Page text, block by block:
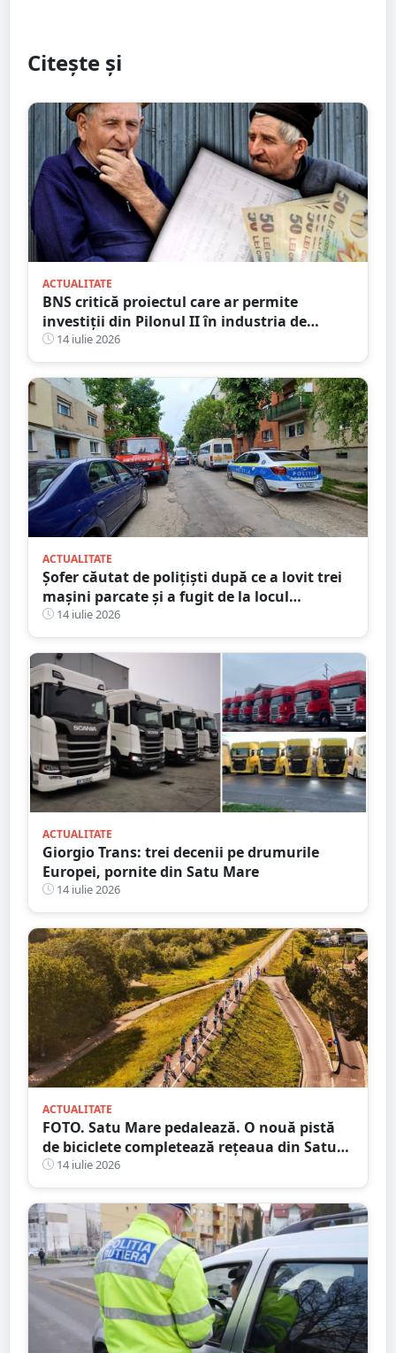
Citește și
ACTUALITATE
BNS critică proiectul care ar permite
investiții din Pilonul II în industria de
apărare și cere retragerea acestuia
14 iulie 2026
ACTUALITATE
Șofer căutat de polițiști după ce a lovit trei
mașini parcate și a fugit de la locul
accidentului, în Satu Mare
14 iulie 2026
ACTUALITATE
Giorgio Trans: trei decenii pe drumurile
Europei, pornite din Satu Mare
14 iulie 2026
ACTUALITATE
FOTO. Satu Mare pedalează. O nouă pistă
de biciclete completează rețeaua din Satu
Mare
14 iulie 2026